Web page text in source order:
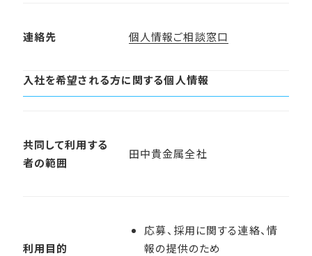
連絡先 個人情報ご相談窓口
入社を希望される方に関する個人情報
共同して利用する
者の範囲
田中貴金属全社
利用目的
応募、採用に関する連絡、情
報の提供のため